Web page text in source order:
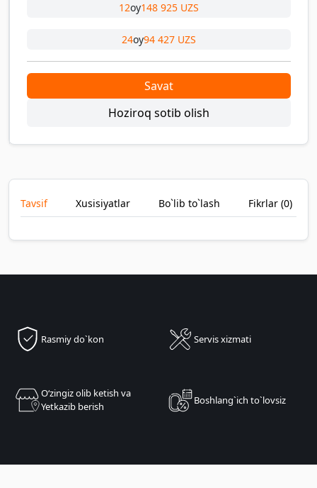
12oy148 925 UZS
24oy94 427 UZS
Savat
Hoziroq sotib olish
Tavsif Xusisiyatlar Bo`lib to`lash Fikrlar (0)
Rasmiy do`kon Servis xizmati
Oʻzingiz olib ketish va
Yetkazib berish
Boshlang`ich to`lovsiz